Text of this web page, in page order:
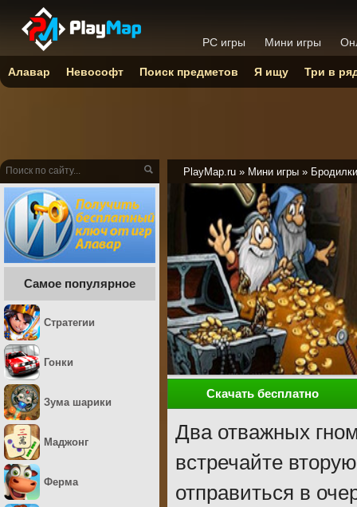
PlayMap.ru » Мини игры » Бродилки
Скачать бесплатно
Два отважных
встречайте
отправиться в
Самое популярное
Стратегии
Гонки
Зума шарики
Маджонг
Ферма
PC игры Мини игры
Алавар Невософт Поиск предметов Я ищу Три в